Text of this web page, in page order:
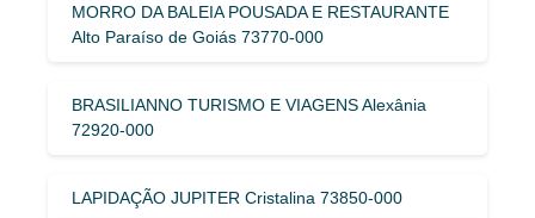
MORRO DA BALEIA POUSADA E RESTAURANTE
Alto Paraíso de Goiás 73770-000
BRASILIANNO TURISMO E VIAGENS Alexânia
72920-000
LAPIDAÇÃO JUPITER Cristalina 73850-000